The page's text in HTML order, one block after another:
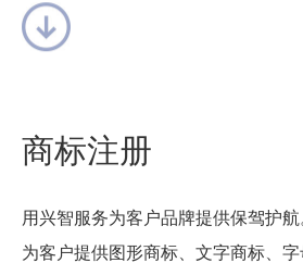
商标注册
用兴智服务为客户品牌提供保驾护航
为客户提供图形商标、文字商标、字